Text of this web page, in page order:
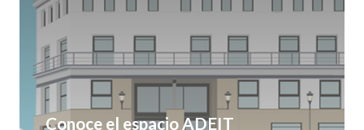
Conoce el espacio ADEIT